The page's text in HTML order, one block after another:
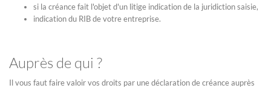
si la créance fait l'objet d'un litige indication de la juridiction saisie,
indication du RIB de votre entreprise.
Auprès de qui ?
Il vous faut faire valoir vos droits par une déclaration de créance auprès